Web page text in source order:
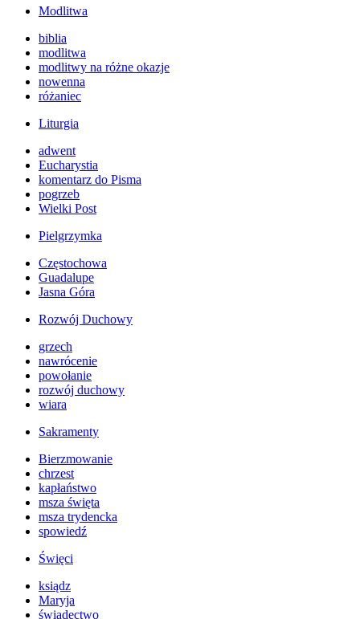
Modlitwa
biblia
modlitwa
modlitwy na różne okazje
nowenna
różaniec
Liturgia
adwent
Eucharystia
komentarz do Pisma
pogrzeb
Wielki Post
Pielgrzymka
Częstochowa
Guadalupe
Jasna Góra
Rozwój Duchowy
grzech
nawrócenie
powołanie
rozwój duchowy
wiara
Sakramenty
Bierzmowanie
chrzest
kapłaństwo
msza święta
msza trydencka
spowiedź
Święci
ksiądz
Maryja
świadectwo